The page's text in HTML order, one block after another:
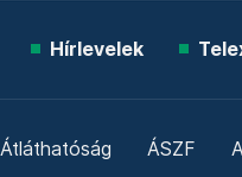
Hírlevelek
Átláthatóság ÁSZF